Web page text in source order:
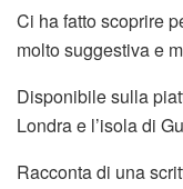
Ci ha fatto scoprire
molto suggestiva e
Disponibile sulla
Londra e l’isola di
Racconta di una